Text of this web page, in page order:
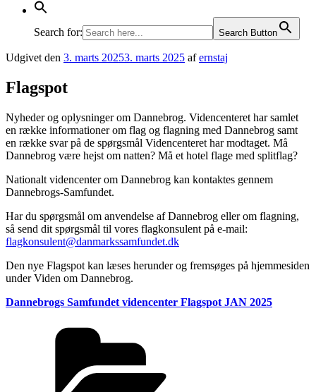
Search for: Search Button
Udgivet den 3. marts 20253. marts 2025 afernstaj
Flagspot
Nyheder og oplysninger om Dannebrog. Videncenteret har samlet
en række informationer om flag og flagning med Dannebrog samt
en række svar på de spørgsmål Videncenteret har modtaget. Må
Dannebrog være hejst om natten? Må et hotel flage med splitflag?
Nationalt videncenter om Dannebrog kan kontaktes gennem
Dannebrogs-Samfundet.
Har du spørgsmål om anvendelse af Dannebrog eller om flagning,
så send dit spørgsmål til vores flagkonsulent på e-mail:
flagkonsulent@danmarkssamfundet.dk
Den nye Flagspot kan læses herunder og fremsøges på hjemmesiden
under Viden om Dannebrog.
Dannebrogs Samfundet videncenter Flagspot JAN 2025